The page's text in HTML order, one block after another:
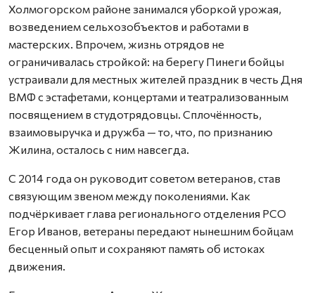
Холмогорском районе занимался уборкой урожая,
возведением сельхозобъектов и работами в
мастерских. Впрочем, жизнь отрядов не
ограничивалась стройкой: на берегу Пинеги бойцы
устраивали для местных жителей праздник в честь Дня
ВМФ с эстафетами, концертами и театрализованным
посвящением в студотрядовцы. Сплочённость,
взаимовыручка и дружба — то, что, по признанию
Жилина, осталось с ним навсегда.
С 2014 года он руководит советом ветеранов, став
связующим звеном между поколениями. Как
подчёркивает глава регионального отделения РСО
Егор Иванов, ветераны передают нынешним бойцам
бесценный опыт и сохраняют память об истоках
движения.